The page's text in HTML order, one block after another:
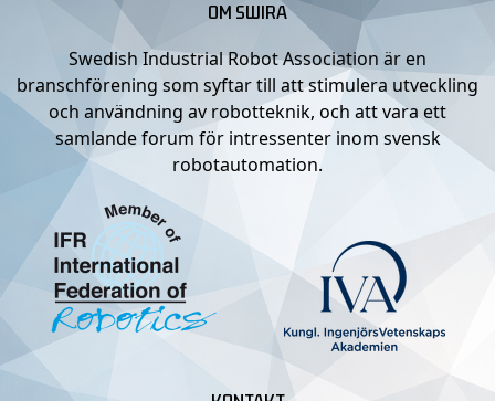
OM SWIRA
Swedish Industrial Robot Association är en
branschförening som syftar till att stimulera utveckling
och användning av robotteknik, och att vara ett
samlande forum för intressenter inom svensk
robotautomation.